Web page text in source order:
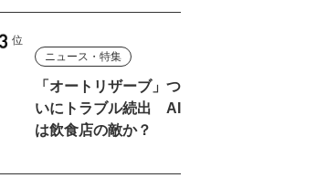
ニュース・特集
「オートリザーブ」つ
いにトラブル続出 AI
は飲食店の敵か？